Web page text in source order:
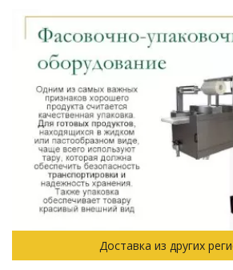
Доставка из других